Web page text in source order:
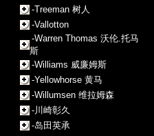
-Treeman 树人
-Vallotton
-Warren Thomas 沃伦.托马
斯
-Williams 威廉姆斯
-Yellowhorse 黄马
-Willumsen 维拉姆森
-川崎彰久
-岛田英承